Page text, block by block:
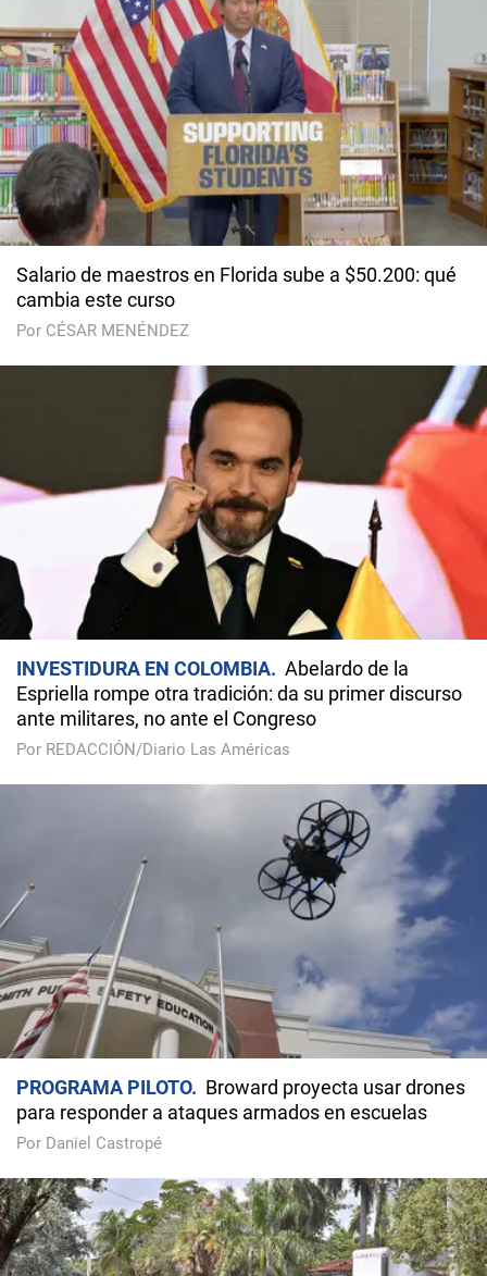
Salario de maestros en Florida sube a $50.200: qué
cambia este curso
Por CÉSAR MENÉNDEZ
INVESTIDURA EN COLOMBIA
Abelardo de la
Espriella rompe otra tradición: da su primer discurso
ante militares, no ante el Congreso
Por REDACCIÓN/Diario Las Américas
PROGRAMA PILOTO
Broward proyecta usar drones
para responder a ataques armados en escuelas
Por Daniel Castropé